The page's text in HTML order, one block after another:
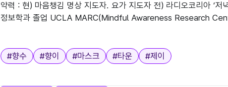
약력 : 현) 마음챙김 명상 지도자. 요가 지도자 전) 라디오코리아 ‘
정보학과 졸업 UCLA MARC(Mindful Awareness Research
태그
#향수 #향이 #마스크 #타운 #제이